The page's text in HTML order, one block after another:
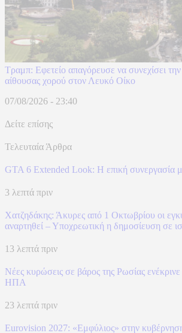
Τραμπ: Εφετείο απαγόρευσε να συνεχίσει
αίθουσας χορού στον Λευκό Οίκο
07/08/2026 - 23:40
Δείτε επίσης
Τελευταία Άρθρα
GTA 6 Extended Look: Η επική συνεργασία
3 λεπτά πριν
Χατζηδάκης: Άκυρες από 1 Οκτωβρίου οι
αναρτηθεί – Υποχρεωτική η δημοσίευση σε
13 λεπτά πριν
Νέες κυρώσεις σε βάρος της Ρωσίας
ΗΠΑ
23 λεπτά πριν
Eurovision 2027: «Εμφύλιος» στην